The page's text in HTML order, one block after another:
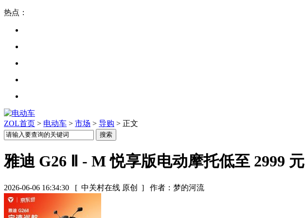
热点：
ZOL首页 > 电动车 > 市场 > 导购 > 正文
雅迪 G26 Ⅱ - M 悦享版电动摩托低至 2999 元
2026-06-06 16:34:30 [ 中关村在线 原创 ] 作者：梦的河流